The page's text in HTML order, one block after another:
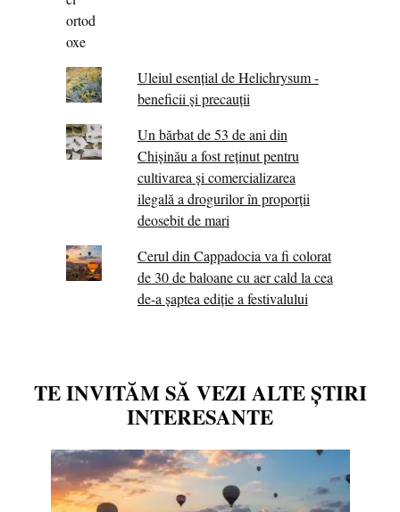
Uleiul esențial de Helichrysum -
beneficii și precauții
Un bărbat de 53 de ani din
Chișinău a fost reținut pentru
cultivarea și comercializarea
ilegală a drogurilor în proporții
deosebit de mari
Cerul din Cappadocia va fi colorat
de 30 de baloane cu aer cald la cea
de-a șaptea ediție a festivalului
TE INVITĂM SĂ VEZI ALTE ȘTIRI
INTERESANTE